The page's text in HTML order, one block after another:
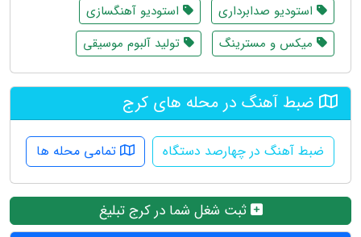
استودیو صدابرداری
استودیو آهنگسازی
میکس و مسترینگ
تولید آلبوم موسیقی
ضبط آهنگ در محله های کرج
ضبط آهنگ در چهارصد دستگاه تمامی محله ها
ثبت شغل شما در کرج تبلیغ